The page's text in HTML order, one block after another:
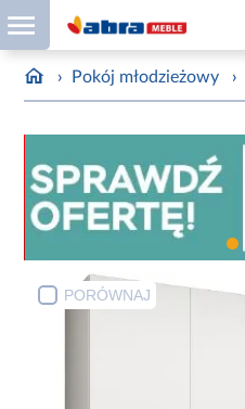
› Pokój młodzieżowy ›
PORÓWNAJ